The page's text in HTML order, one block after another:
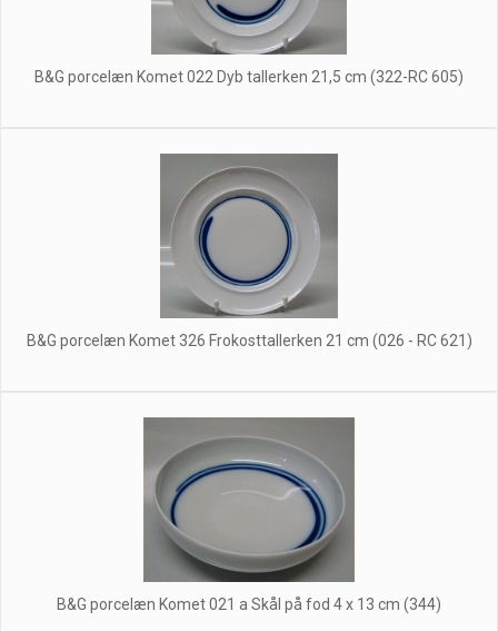
B&G porcelæn Komet 022 Dyb tallerken 21,5 cm (322-RC 605)
B&G porcelæn Komet 326 Frokosttallerken 21 cm (026 - RC 621)
B&G porcelæn Komet 021 a Skål på fod 4 x 13 cm (344)